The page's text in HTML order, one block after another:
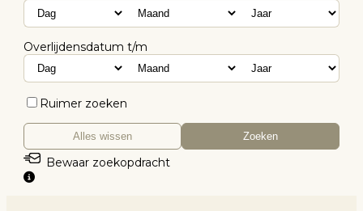
Overlijdensdatum t/m
Ruimer zoeken
Alles wissen Zoeken
Bewaar zoekopdracht